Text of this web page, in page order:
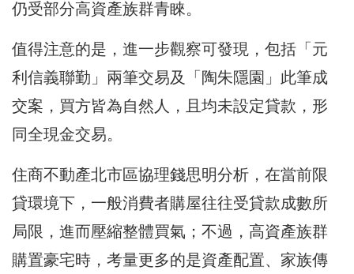
仍受部分高資產族群青睞。
值得注意的是，進一步觀察可發現，包括「元
利信義聯勤」兩筆交易及「陶朱隱園」此筆成
交案，買方皆為自然人，且均未設定貸款，形
同全現金交易。
住商不動產北市區協理錢思明分析，在當前限
貸環境下，一般消費者購屋往往受貸款成數所
局限，進而壓縮整體買氣；不過，高資產族群
購置豪宅時，考量更多的是資產配置、家族傳